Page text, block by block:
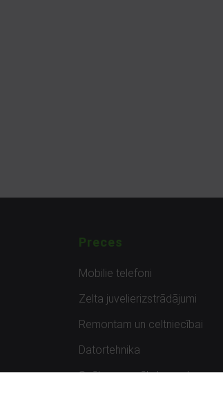
Preces
Mobilie telefoni
Zelta juvelierizstrādājumi
Remontam un celtniecībai
Datortehnika
Spēles un spēļu konsoles